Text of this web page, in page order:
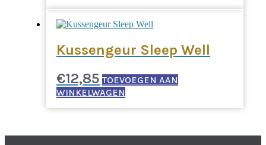
Kussengeur Sleep Well
€12,85 TOEVOEGEN AAN
WINKELWAGEN